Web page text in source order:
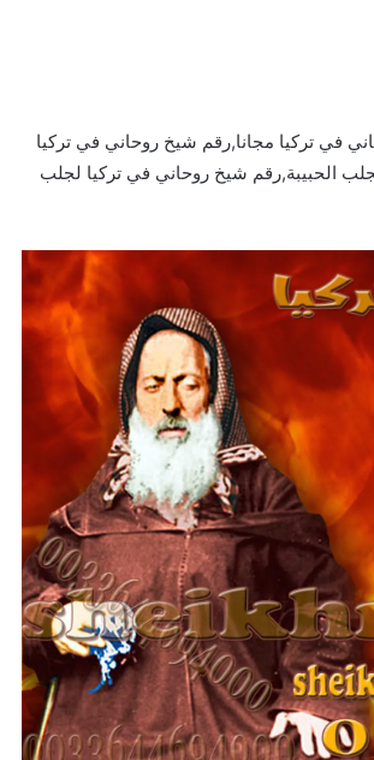
في تركيا مجانا,رقم شيخ روحاني في تركيا
الحبيبة,رقم شيخ روحاني في تركيا لجلب